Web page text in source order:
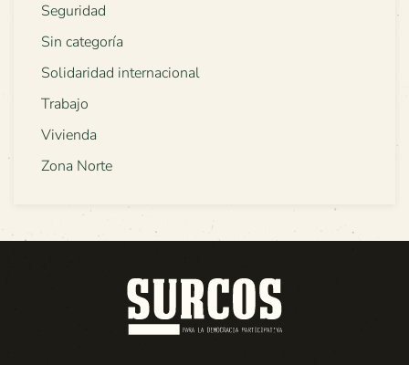
Seguridad
Sin categoría
Solidaridad internacional
Trabajo
Vivienda
Zona Norte